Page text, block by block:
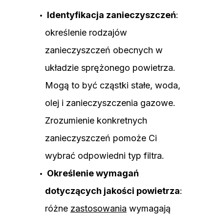
Identyfikacja zanieczyszczeń:
określenie rodzajów
zanieczyszczeń obecnych w
układzie sprężonego powietrza.
Mogą to być cząstki stałe, woda,
olej i zanieczyszczenia gazowe.
Zrozumienie konkretnych
zanieczyszczeń pomoże Ci
wybrać odpowiedni typ filtra.
Określenie wymagań
dotyczących jakości powietrza:
różne zastosowania wymagają